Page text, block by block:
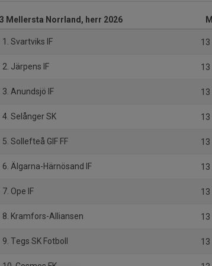
Mellersta Norrland, herr 2026 M
1. Svartviks IF 13
2. Järpens IF 13
3. Anundsjö IF 13
4. Selånger SK 13
5. Sollefteå GIF FF 13
6. Älgarna-Härnösand IF 13
7. Ope IF 13
8. Kramfors-Alliansen 13
9. Tegs SK Fotboll 13